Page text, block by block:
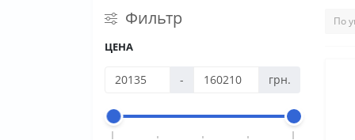
Фильтр
ЦЕНА
- грн.